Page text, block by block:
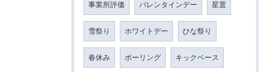
事業所評価 バレンタインデー 星置
雪祭り ホワイトデー ひな祭り
春休み ボーリング キックベース